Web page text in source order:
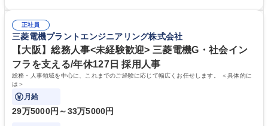
想定です。 募集職種 未経験歓迎【経理/みなとみらい】プライム上場/残業
ほぼなし/年休123日
当し、3～5年をかけて月次決算・四半期決算・開示資料作成補助などへス
テップアップできます。また、残業は通常月ほぼなく、決算月でも10時間
未満のため、無理なく経理として専門性を身につけられる環境です。 学
歴・資格 学歴：大学院 大学 高専 短大 専修学校 高校 語学力： 資格：日商
簿記検定1級 日商簿記検定2級
正社員
三菱電機プラントエンジニアリング株式会社
【大阪】総務人事<未経験歓迎> 三菱電機G・社会イン
フラを支える/年休127日 採用人事
総務・人事領域を中心に、これまでのご経験に応じて幅広くお任せします。 ＜具体的に
は＞
月給
29万5000円～33万5000円